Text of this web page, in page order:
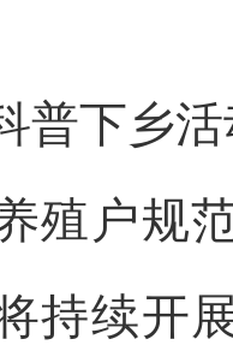
下乡活
殖户规
持续开